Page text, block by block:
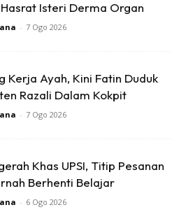
My parents said once masa kecik
sampai bergegar rumah
tiada apa berlaku
Isteri Derma Organ
- 7 Ogo 2026
Kerja Ayah, Kini Fatin Duduk
Razali Dalam Kokpit
- 7 Ogo 2026
Khas UPSI, Titip Pesanan
Berhenti Belajar
- 6 Ogo 2026